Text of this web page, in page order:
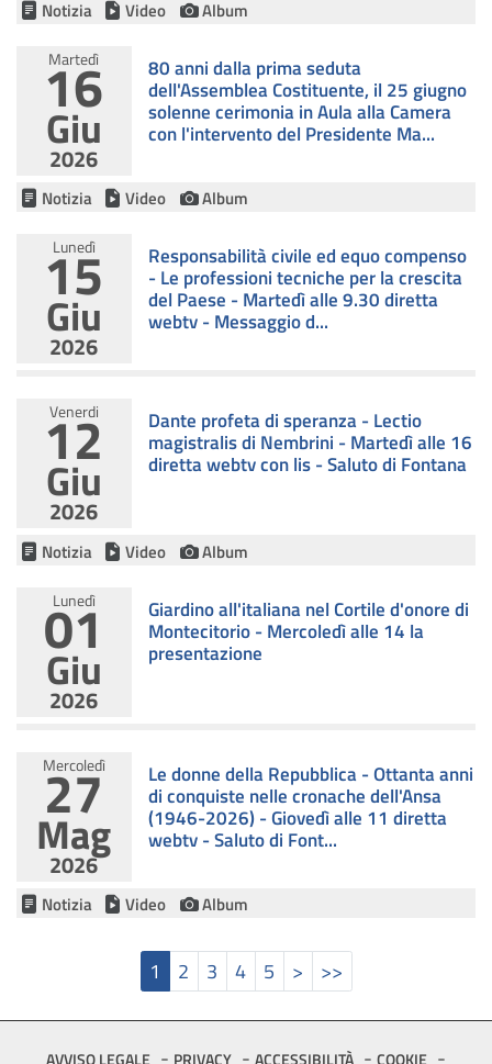
Notizia Video Album
Martedì
16
Giu
2026
80 anni dalla prima seduta
dell'Assemblea Costituente, il 25 giugno
solenne cerimonia in Aula alla Camera
con l'intervento del Presidente Ma...
Notizia Video Album
Lunedì
15
Giu
2026
Responsabilità civile ed equo compenso
- Le professioni tecniche per la crescita
del Paese - Martedì alle 9.30 diretta
webtv - Messaggio d...
Venerdi
12
Giu
2026
Dante profeta di speranza - Lectio
magistralis di Nembrini - Martedì alle 16
diretta webtv con lis - Saluto di Fontana
Notizia Video Album
Lunedì
01
Giu
2026
Giardino all'italiana nel Cortile d'onore di
Montecitorio - Mercoledì alle 14 la
presentazione
Mercoledì
27
Mag
2026
Le donne della Repubblica - Ottanta anni
di conquiste nelle cronache dell'Ansa
(1946-2026) - Giovedì alle 11 diretta
webtv - Saluto di Font...
Notizia Video Album
Pagina attuale
Pagina
1 Pagina
2 Pagina
3 Pagina
4 Pagina
5 Pagina successiva
> Ultima pagina
>>
FooterAVVISO LEGALE PRIVACY ACCESSIBILITÀ COOKIE